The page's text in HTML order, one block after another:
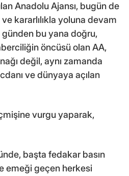
Anadolu Ajansı, bugün de
kararlılıkla yoluna devam
bu yana doğru,
öncüsü olan AA,
değil, aynı zamanda
ve dünyaya açılan
vurgu yaparak,
başta fedakar basın
emeği geçen herkesi